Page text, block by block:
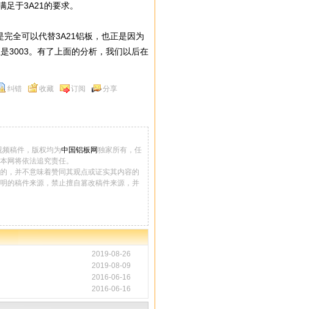
于3A21的要求。
全可以代替3A21铝板，也正是因为
3003。有了上面的分析，我们以后在
纠错 收藏 订阅 分享
稿件，版权均为中国铝板网独家所有，任
网将依法追究责任。
，并不意味着赞同其观点或证实其内容的
的稿件来源，禁止擅自篡改稿件来源，并
2019-08-26
2019-08-09
2016-06-16
2016-06-16